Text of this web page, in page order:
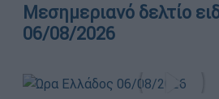
Μεσημεριανό δελτίο
06/08/2026